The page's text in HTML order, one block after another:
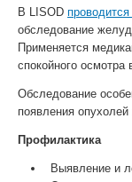
В LISOD проводится
обследование
Применяется
спокойного осмотра
Обследование
появления
Профилактика
Выявление и